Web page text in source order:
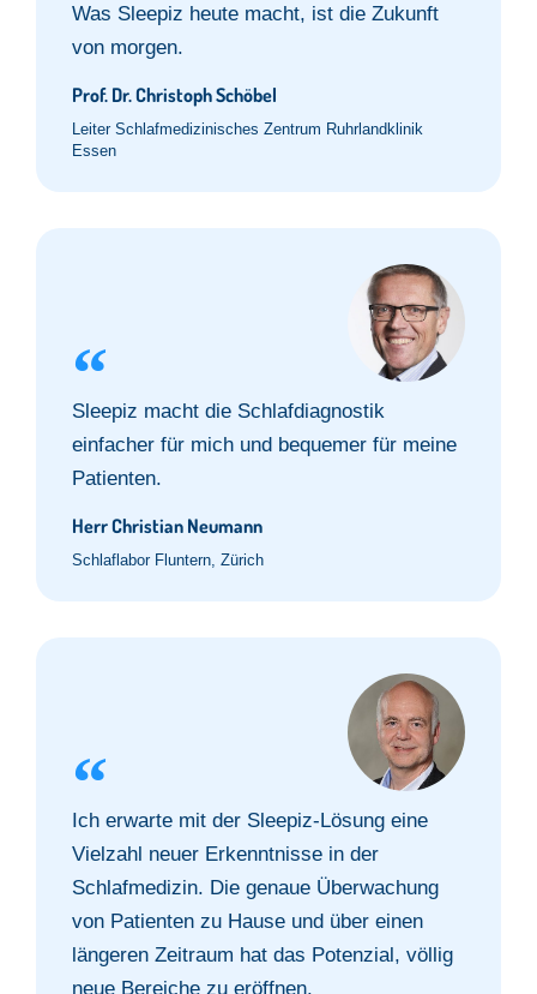
Was Sleepiz heute macht, ist die Zukunft
von morgen.
Prof. Dr. Christoph Schöbel
Leiter Schlafmedizinisches Zentrum Ruhrlandklinik
Essen
Sleepiz macht die Schlafdiagnostik
einfacher für mich und bequemer für meine
Patienten.
Herr Christian Neumann
Schlaflabor Fluntern, Zürich
Ich erwarte mit der Sleepiz-Lösung eine
Vielzahl neuer Erkenntnisse in der
Schlafmedizin. Die genaue Überwachung
von Patienten zu Hause und über einen
längeren Zeitraum hat das Potenzial, völlig
neue Bereiche zu eröffnen.